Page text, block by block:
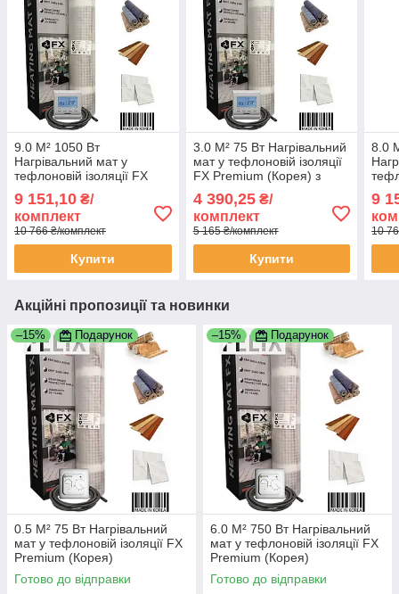
9.0 М² 1050 Вт
Нагрівальний мат у
тефлоновій ізоляції FX
програматором
9 151,10 ₴/
комплект
10 766 ₴/комплект
Купити
3.0 М² 75 Вт Нагрівальний
мат у тефлоновій ізоляції
FX Premium (Корея) з
4 390,25₴/
комплект
5 165 ₴/комплект
Купити
8.0
9
10
Акційні пропозиції та новинки
–15% Подарунок
0.5 М² 75 Вт Нагрівальний
мат у тефлоновій ізоляції FX
Premium (Корея)
Готово до відправки
–15% Подарунок
6.0 М² 750 Вт Нагрівальний
мат у тефлоновій ізоляції FX
Premium (Корея)
Готово до відправки